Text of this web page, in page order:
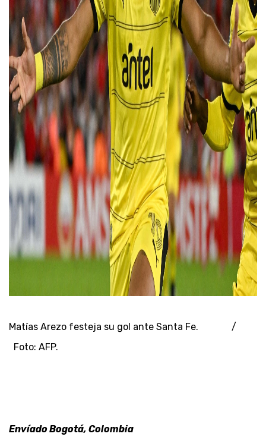
Matías Arezo festeja su gol ante Santa Fe. /
Foto: AFP.
Envíado Bogotá, Colombia